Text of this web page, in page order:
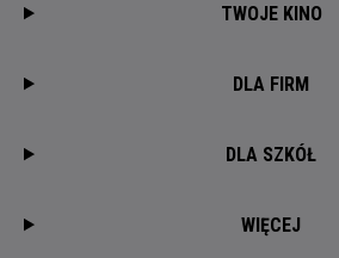
TWOJE KINO
DLA FIRM
DLA SZKÓŁ
WIĘCEJ